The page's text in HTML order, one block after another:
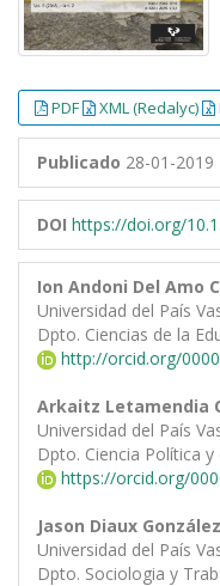
PDF XML (Redalyc)
Publicado 28-01-2019
DOI https://doi.org/
Ion Andoni Del Amo
Universidad del País
Dpto. Ciencias de la
http://orcid.org/
Arkaitz Letamendia
Universidad del País
Dpto. Ciencia Política
https://orcid.org/
Jason Diaux González
Universidad del País
Dpto. Sociologia y